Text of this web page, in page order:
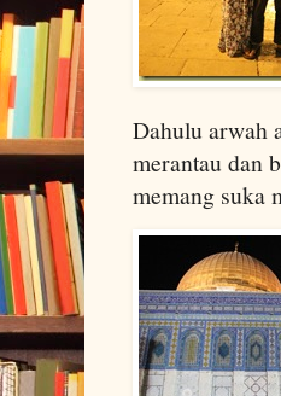
Dahulu arwah
merantau dan
memang suka